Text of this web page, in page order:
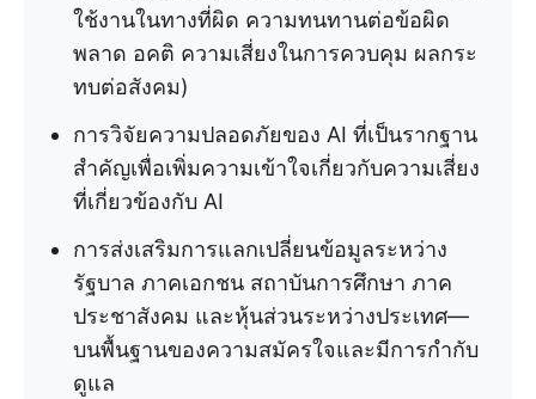
ใช้งานในทางที่ผิด ความทนทานต่อข้อผิด
พลาด อคติ ความเสี่ยงในการควบคุม ผลกระ
ทบต่อสังคม)
การวิจัยความปลอดภัยของ AI ที่เป็นรากฐาน
สำคัญเพื่อเพิ่มความเข้าใจเกี่ยวกับความเสี่ยง
ที่เกี่ยวข้องกับ AI
การส่งเสริมการแลกเปลี่ยนข้อมูลระหว่าง
รัฐบาล ภาคเอกชน สถาบันการศึกษา ภาค
ประชาสังคม และหุ้นส่วนระหว่างประเทศ—
บนพื้นฐานของความสมัครใจและมีการกำกับ
ดูแล